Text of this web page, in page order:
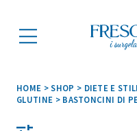
HOME >SHOP > DIETE E
GLUTINE > BASTONCINI DI